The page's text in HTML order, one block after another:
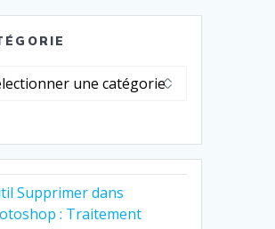
Supprimer dans
: Traitement